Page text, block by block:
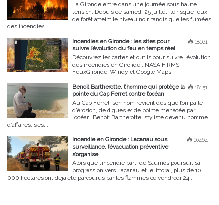
La Gironde entre dans une journée sous haute
tension. Depuis ce samedi 25 juillet, le risque feux
de forêt atteint le niveau noir, tandis que les fumées
des incendies...
18161
Incendies en Gironde : les sites pour
suivre l’évolution du feu en temps réel
Découvrez les cartes et outils pour suivre l’évolution
des incendies en Gironde : NASA FIRMS,
FeuxGironde, Windy et Google Maps.
18151
Benoît Bartherotte, l’homme qui protège la
pointe du Cap Ferret contre l’océan
Au Cap Ferret, son nom revient dès que l’on parle
d’érosion, de digues et de pointe menacée par
l’océan. Benoît Bartherotte, styliste devenu homme
d’affaires, s’est...
16464
Incendie en Gironde : Lacanau sous
surveillance, l’évacuation préventive
s’organise
Alors que l’incendie parti de Saumos poursuit sa
progression vers Lacanau et le littoral, plus de 10
000 hectares ont déjà été parcourus par les flammes ce vendredi 24...